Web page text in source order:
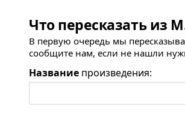
Что пересказать из
В первую очередь мы
сообщите нам, если не нашли
Название произведения: